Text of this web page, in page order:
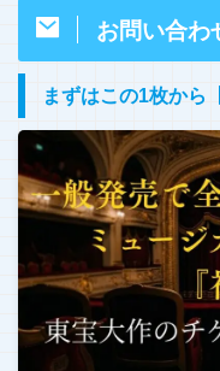
お問い合わ
まずはこの1枚から